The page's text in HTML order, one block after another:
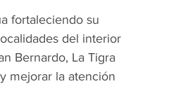
fortaleciendo su
del interior
Bernardo, La Tigra
mejorar la atención